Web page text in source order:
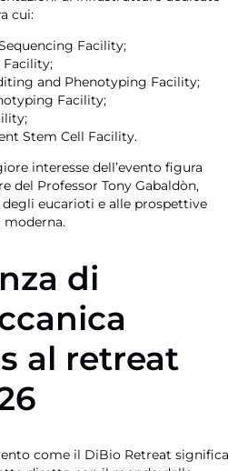
cui:
Facility;
Facility;
and Phenotyping Facility;
Facility;
Stem Cell Facility.
interesse dell’evento figura
del Professor Tony Gabaldòn,
degli eucarioti e alle prospettive
moderna.
di
al retreat
come il DiBio Retreat significa